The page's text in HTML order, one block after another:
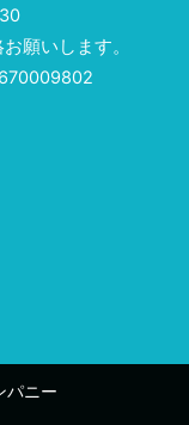
願いします。
パニー